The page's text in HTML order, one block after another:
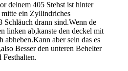
deinem 405 Stehst ist hinter
ein Zyllindriches
Schläuch drann sind.Wenn de
linken ab,kanste den deckel mit
abheben.Kann aber sein das es
Besser den unteren Behelter